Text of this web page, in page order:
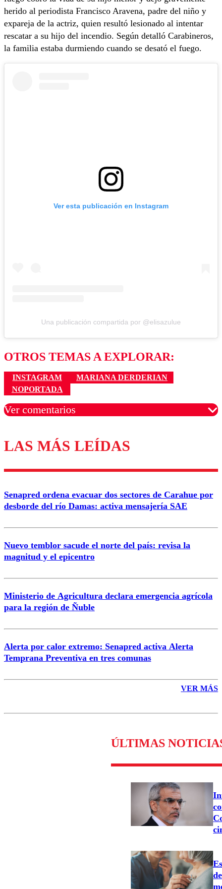
herido al periodista Francisco Aravena, padre del niño y
expareja de la actriz, quien resultó lesionado al intentar
rescatar a su hijo del incendio. Según detalló Carabineros,
la familia estaba durmiendo cuando se desató el fuego.
Ver esta publicación en Instagram
Una publicación compartida por @elisazulue
OTROS TEMAS A EXPLORAR:
INSTAGRAM
MARIANA DERDERIAN
NOPORTADA
Ver comentarios
Los comentarios son moderados para garantizar un
diálogo respetuoso.
Correo
LAS MÁS LEÍDAS
Senapred ordena evacuar dos sectores de Carahue por
desborde del río Damas: activa mensajería SAE
Nuevo temblor sacude el norte del país: revisa la
magnitud y el epicentro
Ministerio de Agricultura declara emergencia agrícola
para la región de Ñuble
Alerta por calor extremo: Senapred activa Alerta
Temprana Preventiva en tres comunas
VER MÁS
ÚLTIMAS